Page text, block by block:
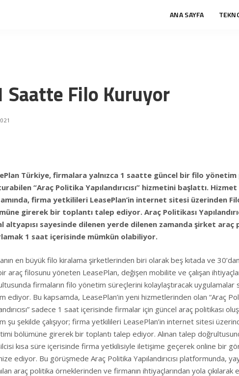
ANA SAYFA
Saatte Filo Kuruyor
Türkiye, firmalara yalnızca 1 saatte güncel bir filo yönetim
“Araç Politika Yapılandırıcısı” hizmetini başlattı. Hizmet
firma yetkilileri LeasePlan’in internet sitesi üzerinden
girerek bir toplantı talep ediyor. Araç Politikası
altyapısı sayesinde dilenen yerde dilenen zamanda şirket araç
1 saat içerisinde mümkün olabiliyor.
en büyük filo kiralama şirketlerinden biri olarak beş kıtada ve
araç filosunu yöneten LeasePlan, değişen mobilite ve çalışan
firmaların filo yönetim süreçlerini kolaylaştıracak uygulamalar
ediyor. Bu kapsamda, LeasePlan’in yeni hizmetlerinden olan “Araç
sadece 1 saat içerisinde firmalar için güncel araç politikası
şu şekilde çalışıyor; firma yetkilileri LeasePlan’in internet sitesi
bölümüne girerek bir toplantı talep ediyor. Alınan talep
kısa süre içerisinde firma yetkilisiyle iletişime geçerek online bir
ediyor. Bu görüşmede Araç Politika Yapılandırıcısı platformunda,
araç politika örneklerinden ve firmanın ihtiyaçlarından yola çıkılarak